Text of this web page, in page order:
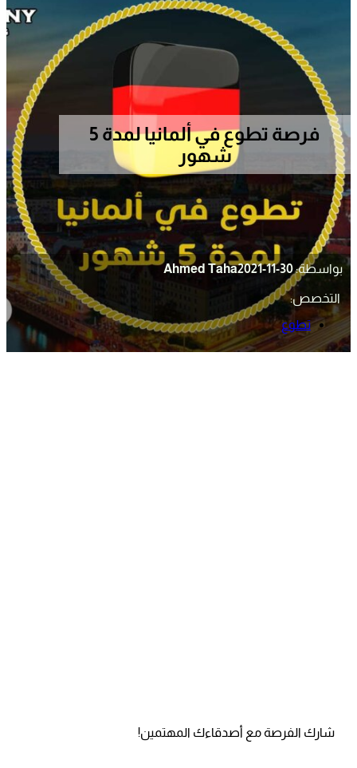
فرصة تطوع في ألمانيا لمدة 5
شهور
بواسطة: Ahmed Taha2021-11-30
التخصص:
تطوع
شارك الفرصة مع أصدقاءك المهتمين!